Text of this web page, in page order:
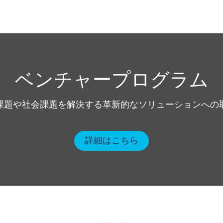
ベンチャープログラム
題や社会課題を解決する革新的なソリューションへの
詳細はこちら